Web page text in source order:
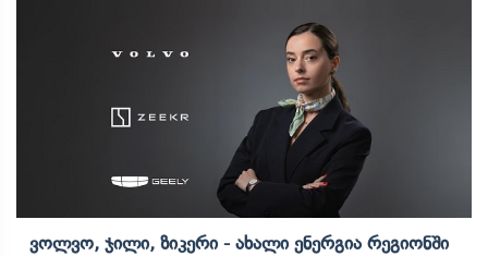
Ვოლვო, Ჯილი, Ზიკერი - Ახალი Ენერგია Რეგიონში